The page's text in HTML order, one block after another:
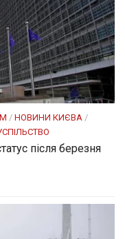
/ НОВИНИ КИЄВА /
після березня